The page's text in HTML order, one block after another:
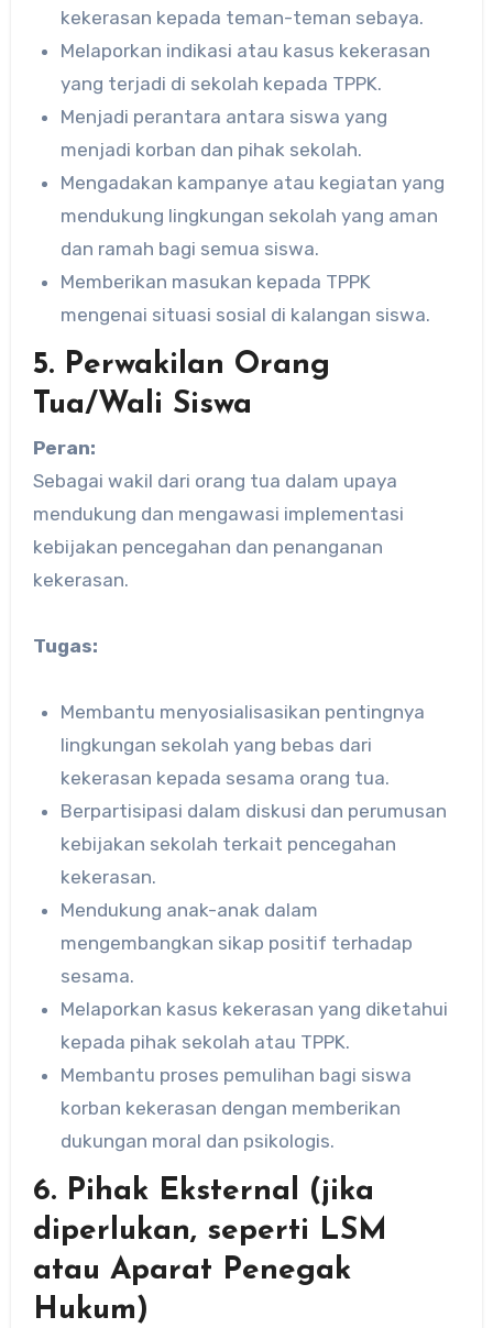
kekerasan kepada teman-teman sebaya.
Melaporkan indikasi atau kasus kekerasan
yang terjadi di sekolah kepada TPPK.
Menjadi perantara antara siswa yang
menjadi korban dan pihak sekolah.
Mengadakan kampanye atau kegiatan yang
mendukung lingkungan sekolah yang aman
dan ramah bagi semua siswa.
Memberikan masukan kepada TPPK
mengenai situasi sosial di kalangan siswa.
5. Perwakilan Orang
Tua/Wali Siswa
Peran:
Sebagai wakil dari orang tua dalam upaya
mendukung dan mengawasi implementasi
kebijakan pencegahan dan penanganan
kekerasan.
Tugas:
Membantu menyosialisasikan pentingnya
lingkungan sekolah yang bebas dari
kekerasan kepada sesama orang tua.
Berpartisipasi dalam diskusi dan perumusan
kebijakan sekolah terkait pencegahan
kekerasan.
Mendukung anak-anak dalam
mengembangkan sikap positif terhadap
sesama.
Melaporkan kasus kekerasan yang diketahui
kepada pihak sekolah atau TPPK.
Membantu proses pemulihan bagi siswa
korban kekerasan dengan memberikan
dukungan moral dan psikologis.
6. Pihak Eksternal (jika
diperlukan, seperti LSM
atau Aparat Penegak
Hukum)